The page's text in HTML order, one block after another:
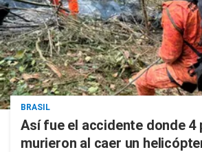
BRASIL
Así fue el accidente donde 4
murieron al caer un